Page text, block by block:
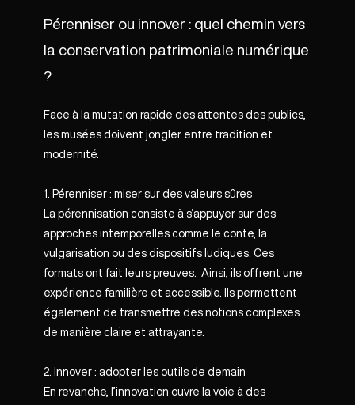
Pérenniser ou innover : quel chemin vers
la conservation patrimoniale numérique
?
Face à la mutation rapide des attentes des publics,
les musées doivent jongler entre tradition et
modernité.
1. Pérenniser : miser sur des valeurs sûres
La pérennisation consiste à s’appuyer sur des
approches intemporelles comme le conte, la
vulgarisation ou des dispositifs ludiques. Ces
formats ont fait leurs preuves. Ainsi, ils offrent une
expérience familière et accessible. Ils permettent
également de transmettre des notions complexes
de manière claire et attrayante.
2. Innover : adopter les outils de demain
En revanche, l’innovation ouvre la voie à des